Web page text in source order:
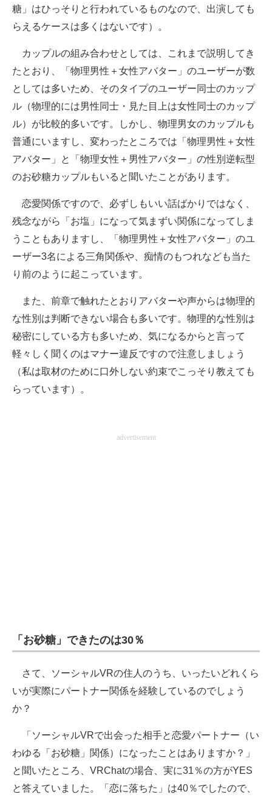
糖」はひっそりと行われているものなので、出演しても
らえるケースは多くはないです）。
カップルの組み合わせとしては、これまで説明してき
たとおり、「物理男性＋女性アバター」のユーザーが数
としては多いため、そのタイプのユーザー同士のカップ
ル（物理的には男性同士・見た目上は女性同士のカップ
ル）が比較的多いです。しかし、物理男女のカップルも
普通にいますし、変わったところでは「物理男性＋女性
アバター」と「物理女性＋男性アバター」の性別逆転型
のお砂糖カップルもいると聞いたことがあります。
恋愛関係ですので、必ずしもいい話ばかりではなく、
残念ながら「お塩」になって気まずい関係になってしま
うこともありますし、「物理男性＋女性アバター」のユ
ーザー3名による三角関係や、痴情のもつれなども当た
り前のように起こっています。
また、前章で触れたとおりアバターや声からは物理的
な性別は判断できない場合も多いです。物理的な性別は
秘密にしている方も多いため、気になるからと言って
軽々しく聞くのはマナー違反ですので注意しましょう
（私は取材のために口外しない約束でこっそり教えても
らっています）。
advertisement
「お砂糖」できたのは30％
さて、ソーシャルVRの住人のうち、いったいどれくら
いが実際にパートナー関係を経験しているのでしょう
か？
「ソーシャルVRで出会った相手と恋愛パートナー（い
わゆる「お砂糖」関係）になったことはありますか？」
と聞いたところ、VRChatの場合、実に31％の方がYES
と答えていました。「恋に落ちた」は40％でしたので、